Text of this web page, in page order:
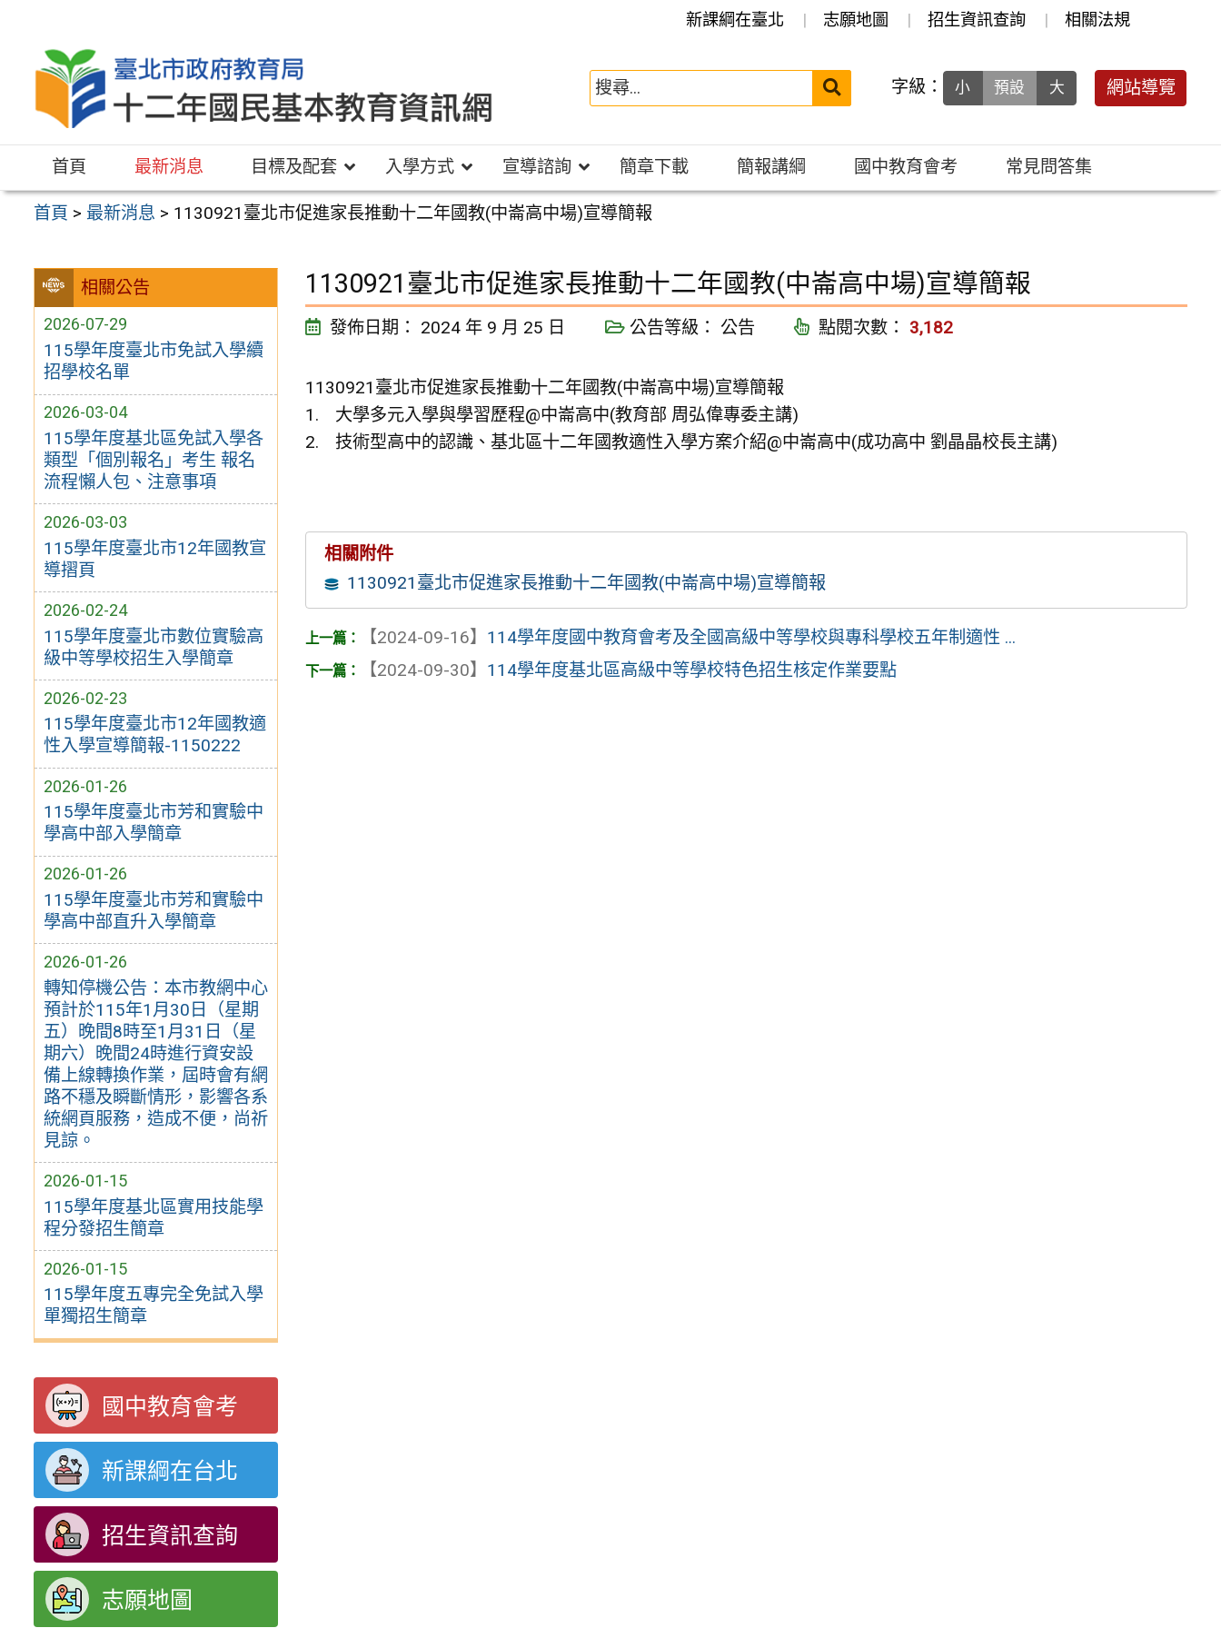
容
新課綱在臺北 志願地圖 招生資訊查詢 相關法規
送出 字級： 小 預設 大 網站導覽
首頁 最新消息 目標及配套 入學方式 宣導諮詢 簡章下載 簡報講綱 國中教育會考 常見問答集
首頁 > 最新消息 > 1130921臺北市促進家長推動十二年國教(中崙高中場)宣導簡報
相關公告
2026-07-29
115學年度臺北市免試入學續
招學校名單
2026-03-04
115學年度基北區免試入學各
類型「個別報名」考生 報名
流程懶人包、注意事項
2026-03-03
115學年度臺北市12年國教宣
導摺頁
2026-02-24
115學年度臺北市數位實驗高
級中等學校招生入學簡章
2026-02-23
115學年度臺北市12年國教適
性入學宣導簡報-1150222
2026-01-26
115學年度臺北市芳和實驗中
學高中部入學簡章
2026-01-26
115學年度臺北市芳和實驗中
學高中部直升入學簡章
2026-01-26
轉知停機公告：本市教網中心
預計於115年1月30日（星期
五）晚間8時至1月31日（星
期六）晚間24時進行資安設
備上線轉換作業，屆時會有網
路不穩及瞬斷情形，影響各系
統網頁服務，造成不便，尚祈
見諒。
2026-01-15
115學年度基北區實用技能學
程分發招生簡章
2026-01-15
115學年度五專完全免試入學
單獨招生簡章
國中教育會考
新課綱在台北
招生資訊查詢
志願地圖
1130921臺北市促進家長推動十二年國教(中崙高中場)宣導簡報
發佈日期： 2024 年 9 月 25 日 公告等級： 公告 點閱次數： 3,182
1130921臺北市促進家長推動十二年國教(中崙高中場)宣導簡報
大學多元入學與學習歷程@中崙高中(教育部 周弘偉專委主講)
技術型高中的認識、基北區十二年國教適性入學方案介紹@中崙高中(成功高中 劉晶晶校長主講)
相關附件
1130921臺北市促進家長推動十二年國教(中崙高中場)宣導簡報
【2024-09-16】 114學年度國中教育會考及全國高級中等學校與專科學校五年制適性 ...
【2024-09-30】 114學年度基北區高級中等學校特色招生核定作業要點